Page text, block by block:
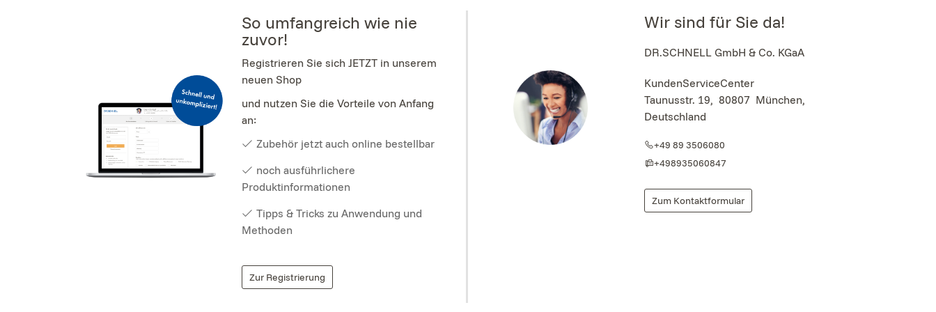
So umfangreich wie nie
zuvor!
Registrieren Sie sich JETZT in unserem
neuen Shop
und nutzen Sie die Vorteile von Anfang
an:
Zubehör jetzt auch online bestellbar
noch ausführlichere
Produktinformationen
Tipps & Tricks zu Anwendung und
Methoden
Zur Registrierung
Wir sind für Sie da!
DR.SCHNELL GmbH & Co. KGaA
KundenServiceCenter
Taunusstr. 19, 80807 München,
Deutschland
+49 89 3506080
+498935060847
Zum Kontaktformular